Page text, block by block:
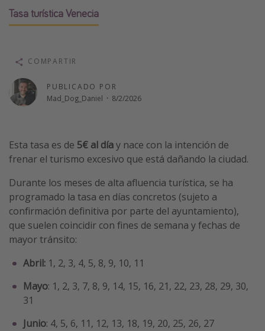
Viajes en familia
Viajes para singles
Escapadas románticas
Más temas
Cruceros por el Mediterráneo
Guía de equipaje de mano
Parques de atracciones
Viaja con musicales
El Rey León el musical
Harry Potter en Londres y otros destinos
Eventos deportivos
Tasa turística Venecia
PUBLICADO POR
Mad_Dog_Daniel · 8/2/2026
COMPARTIR
Esta tasa es de 5€ al díay nace con la intención de
frenar el turismo excesivo que está dañando la ciudad.
Durante los meses de alta afluencia turística, se ha
programado la tasa en días concretos (sujeto a
confirmación definitiva por parte del ayuntamiento),
que suelen coincidir con fines de semana y fechas de
mayor tránsito:
Abril: 1, 2, 3, 4, 5, 8, 9, 10, 11
Mayo: 1, 2, 3, 7, 8, 9, 14, 15, 16, 21, 22, 23, 28, 29, 30,
31
Junio: 4, 5, 6, 11, 12, 13, 18, 19, 20, 25, 26, 27